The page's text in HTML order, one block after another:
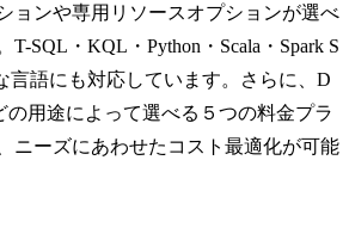
ョンや専用リソースオプションが選べ
T-SQL・KQL・Python・Scala・Spark S
言語にも対応しています。さらに、D
用途によって選べる５つの料金プラ
ニーズにあわせたコスト最適化が可能